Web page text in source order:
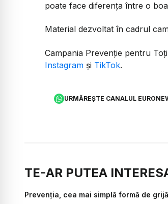
poate face diferența între o
Material dezvoltat în cadrul
Campania Prevenție pentru
Instagram și TikTok.
URMĂREȘTE CANALUL
TE-AR PUTEA
Prevenția, cea mai simplă formă de